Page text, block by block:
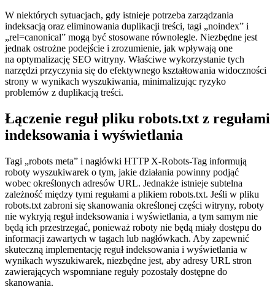
W niektórych sytuacjach, gdy istnieje potrzeba zarządzania
indeksacją oraz eliminowania duplikacji treści, tagi „noindex” i
„rel=canonical” mogą być stosowane równolegle. Niezbędne jest
jednak ostrożne podejście i zrozumienie, jak wpływają one
na optymalizację SEO witryny. Właściwe wykorzystanie tych
narzędzi przyczynia się do efektywnego kształtowania widoczności
strony w wynikach wyszukiwania, minimalizując ryzyko
problemów z duplikacją treści.
Łączenie reguł pliku robots.txt z regułami
indeksowania i wyświetlania
Tagi „robots meta” i nagłówki HTTP X-Robots-Tag informują
roboty wyszukiwarek o tym, jakie działania powinny podjąć
wobec określonych adresów URL. Jednakże istnieje subtelna
zależność między tymi regułami a plikiem robots.txt. Jeśli w pliku
robots.txt zabroni się skanowania określonej części witryny, roboty
nie wykryją reguł indeksowania i wyświetlania, a tym samym nie
będą ich przestrzegać, ponieważ roboty nie będą miały dostępu do
informacji zawartych w tagach lub nagłówkach. Aby zapewnić
skuteczną implementację reguł indeksowania i wyświetlania w
wynikach wyszukiwarek, niezbędne jest, aby adresy URL stron
zawierających wspomniane reguły pozostały dostępne do
skanowania.